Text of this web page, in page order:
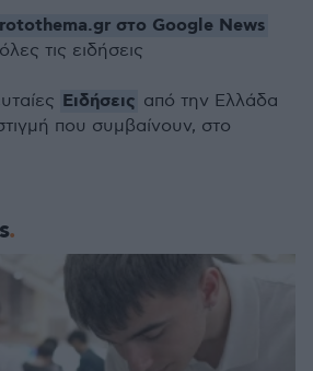
στο Google News
τις ειδήσεις
Ειδήσεις από την Ελλάδα
που συμβαίνουν, στο